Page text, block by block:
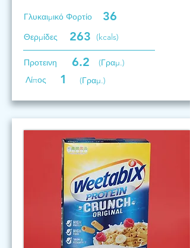
Γλυκαιμικό Φορτίο 36
Θερμίδες 263 (kcals)
Προτεινη 6.2
(Γραμ.)
Λίπος
1 (Γραμ.)